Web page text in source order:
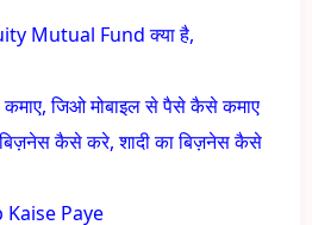
Mutual Fund क्या है,
जिओ मोबाइल से पैसे कैसे कमाए
कैसे करे, शादी का बिज़नेस कैसे
Kaise Paye